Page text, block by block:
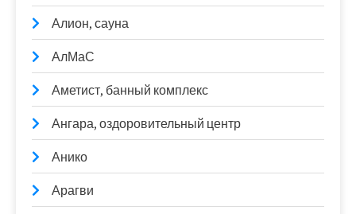
Алион, сауна
АлМаС
Аметист, банный комплекс
Ангара, оздоровительный центр
Анико
Арагви